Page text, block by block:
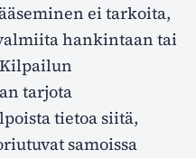
ei tarkoita,
hankintaan tai
tarjota
tietoa siitä,
samoissa